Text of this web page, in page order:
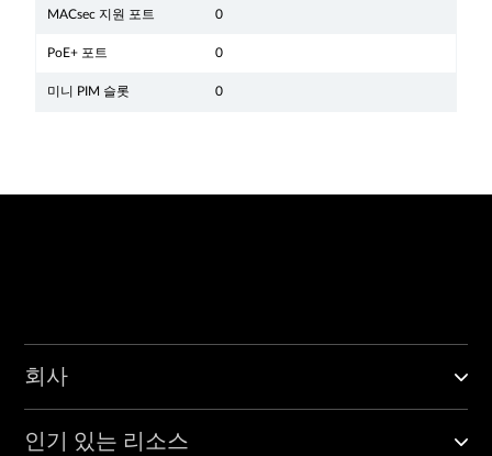
MACsec 지원 포트 0
PoE+ 포트 0
미니 PIM 슬롯 0
회사
인기 있는 리소스